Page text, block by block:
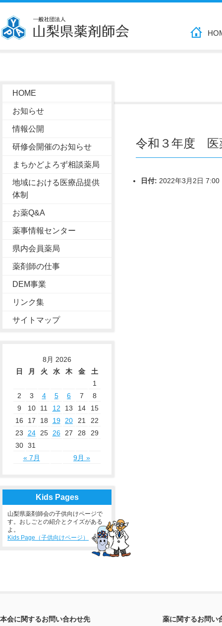
HOME
お知らせ
情報公開
研修会開催のお知らせ
まちかどよろず相談薬局
地域における医療品提供
体制
お薬Q&A
薬事情報センター
県内会員薬局
薬剤師の仕事
DEM事業
リンク集
サイトマップ
8月 2026
日
月 火 水 木 金
土
1
2
3 4 5 6 7
8
9
10 11 12 13 14
15
16
17 18 19 20 21
22
23
24 25 26 27 28
29
30 31
« 7月
9月 »
Kids Pages
山梨県薬剤師会の子供向けページで
す。おしごとの紹介とクイズがある
よ。
Kids Page（子供向けページ）
令和３年度 医
日付: 2022年3月2日 7:00
本会に関するお問い合わせ先
薬に関するお問い